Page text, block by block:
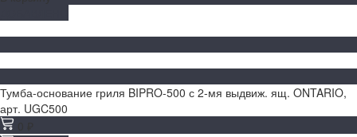
Тумба-основание гриля BIPRO-500 с 2-мя выдвиж. ящ. ONTARIO,
арт. UGC500